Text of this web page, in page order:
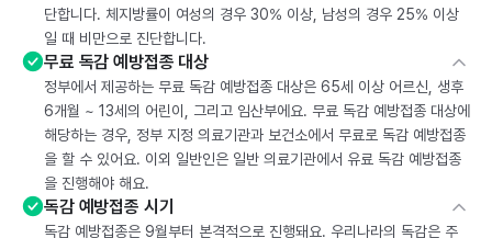
단합니다. 체지방률이 여성의 경우 30% 이상, 남성의 경우 25% 이상
일 때 비만으로 진단합니다.
무료 독감 예방접종 대상
정부에서 제공하는 무료 독감 예방접종 대상은 65세 이상 어르신, 생후
6개월 ~ 13세의 어린이, 그리고 임산부에요. 무료 독감 예방접종 대상에
해당하는 경우, 정부 지정 의료기관과 보건소에서 무료로 독감 예방접종
을 할 수 있어요. 이외 일반인은 일반 의료기관에서 유료 독감 예방접종
을 진행해야 해요.
독감 예방접종 시기
독감 예방접종은 9월부터 본격적으로 진행돼요. 우리나라의 독감은 주